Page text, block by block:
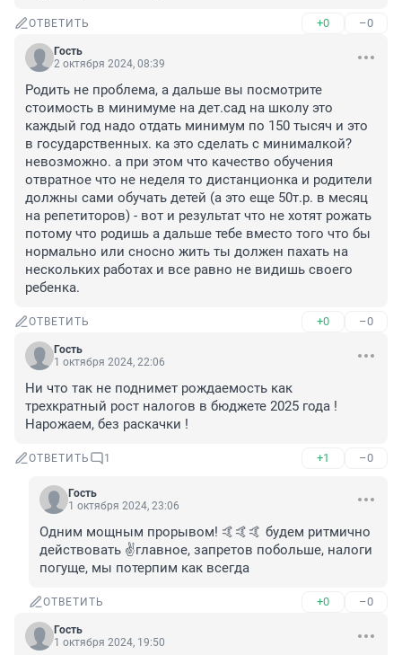
ОТВЕТИТЬ +0 –0
Гость
2 октября 2024, 08:39
Родить не проблема, а дальше вы посмотрите
стоимость в минимуме на дет.сад на школу это
каждый год надо отдать минимум по 150 тысяч и это
в государственных. ка это сделать с минималкой?
невозможно. а при этом что качество обучения
отвратное что не неделя то дистанционка и родители
должны сами обучать детей (а это еще 50т.р. в месяц
на репетиторов) - вот и результат что не хотят рожать
потому что родишь а дальше тебе вместо того что бы
нормально или сносно жить ты должен пахать на
нескольких работах и все равно не видишь своего
ребенка.
ОТВЕТИТЬ +0 –0
Гость
1 октября 2024, 22:06
Ни что так не поднимет рождаемость как
трехкратный рост налогов в бюджете 2025 года !
Нарожаем, без раскачки !
ОТВЕТИТЬ 1 +1 –0
Гость
1 октября 2024, 23:06
Одним мощным прорывом! 🤙🤙🤙 будем ритмично
действовать ✌главное, запретов побольше, налоги
погуще, мы потерпим как всегда
ОТВЕТИТЬ +0 –0
Гость
1 октября 2024, 19:50